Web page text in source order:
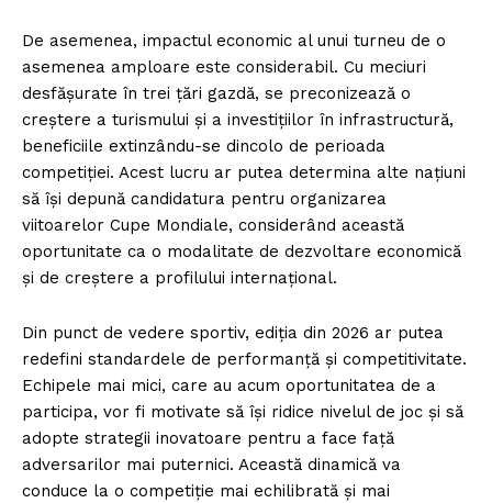
De asemenea, impactul economic al unui turneu de o
asemenea amploare este considerabil. Cu meciuri
desfășurate în trei țări gazdă, se preconizează o
creștere a turismului și a investițiilor în infrastructură,
beneficiile extinzându-se dincolo de perioada
competiției. Acest lucru ar putea determina alte națiuni
să își depună candidatura pentru organizarea
viitoarelor Cupe Mondiale, considerând această
oportunitate ca o modalitate de dezvoltare economică
și de creștere a profilului internațional.
Din punct de vedere sportiv, ediția din 2026 ar putea
redefini standardele de performanță și competitivitate.
Echipele mai mici, care au acum oportunitatea de a
participa, vor fi motivate să își ridice nivelul de joc și să
adopte strategii inovatoare pentru a face față
adversarilor mai puternici. Această dinamică va
conduce la o competiție mai echilibrată și mai